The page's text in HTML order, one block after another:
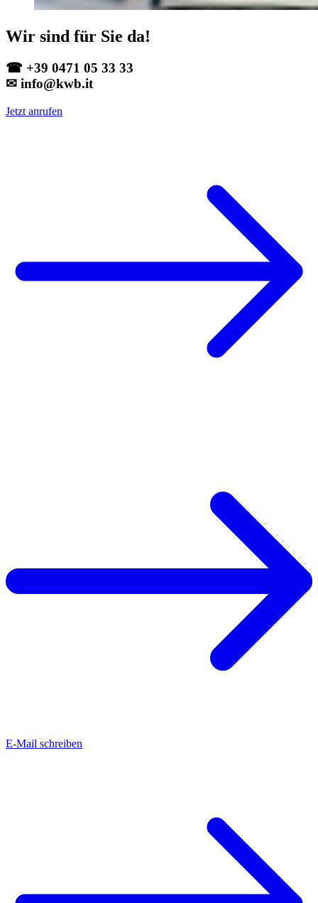
Wir sind für Sie da!
☎ +39 0471 05 33 33
✉ info@kwb.it
Jetzt anrufen
E-Mail schreiben